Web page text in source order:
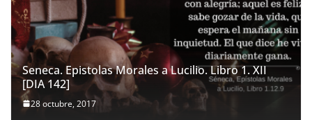
Seneca. Epistolas Morales a Lucilio. Libro 1. XII
[DIA 142]
28 octubre, 2017